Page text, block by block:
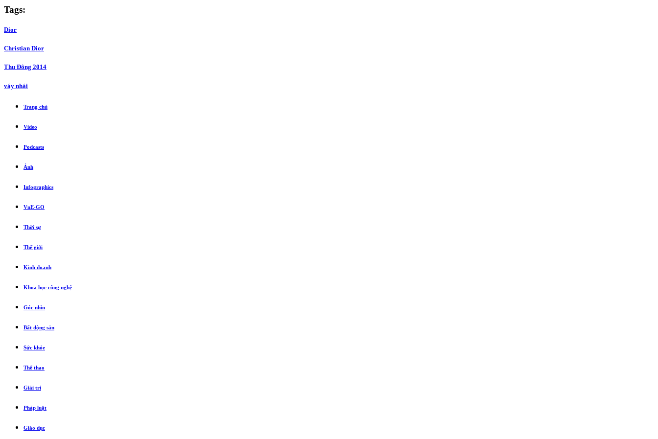
Tags:
Dior
Christian Dior
Thu Đông 2014
váy nhái
Trang chủ
Video
Podcasts
Ảnh
Infographics
VnE-GO
Thời sự
Thế giới
Kinh doanh
Khoa học công nghệ
Góc nhìn
Bất động sản
Sức khỏe
Thể thao
Giải trí
Pháp luật
Giáo dục